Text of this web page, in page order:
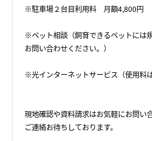
※駐車場２台目利用料 月額4,800円
※ペット相談（飼育できるペットには
お問い合わせください。）
※光インターネットサービス（使用料
現地確認や資料請求はお気軽にお問い
ご連絡お待ちしております。